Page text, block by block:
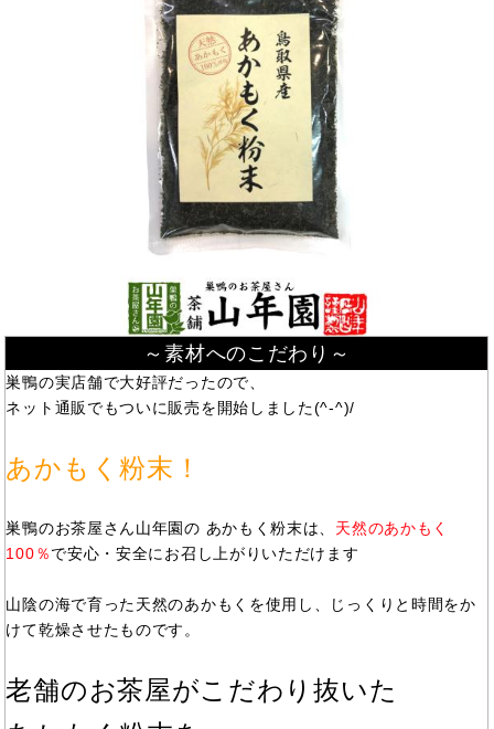
～素材へのこだわり～
巣鴨の実店舗で大好評だったので、
ネット通販でもついに販売を開始しました(^-^)/
あかもく粉末！
巣鴨のお茶屋さん山年園の あかもく粉末は、 天然のあかもく
100％で安心・安全にお召し上がりいただけます
山陰の海で育った天然のあかもくを使用し、じっくりと時間をか
けて乾燥させたものです。
老舗のお茶屋がこだわり抜いた